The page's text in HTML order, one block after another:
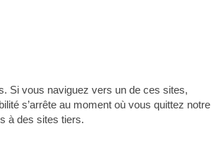
Si vous naviguez vers un de ces sites,
s’arrête au moment où vous quittez notre
à des sites tiers.